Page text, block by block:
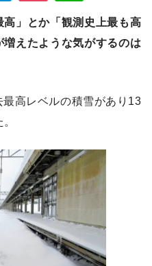
」とか「観測史上最も高
えたような気がするのは
高レベルの積雪があり13